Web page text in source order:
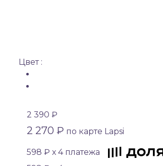
Цвет :
2 390 ₽
2 270 ₽ по карте Lapsi
598 ₽ х 4 платежа